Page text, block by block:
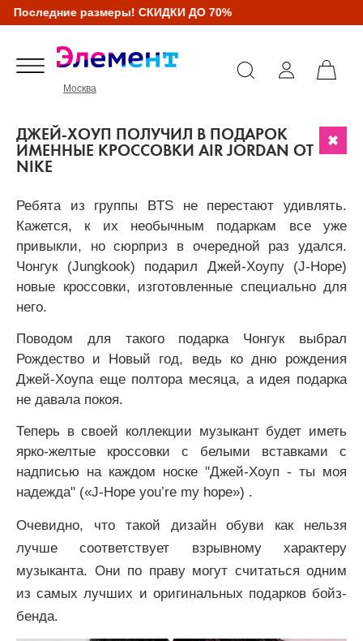
Последние размеры! СКИДКИ ДО 70%
Москва
ДЖЕЙ-ХОУП ПОЛУЧИЛ В ПОДАРОК
ИМЕННЫЕ КРОССОВКИ AIR JORDAN ОТ
NIKE
Ребята из группы BTS не перестают удивлять.
Кажется, к их необычным подаркам все уже
привыкли, но сюрприз в очередной раз удался.
Чонгук (Jungkook) подарил Джей-Хоупу (J-Hope)
новые кроссовки, изготовленные специально для
него.
Поводом для такого подарка Чонгук выбрал
Рождество и Новый год, ведь ко дню рождения
Джей-Хоупа еще полтора месяца, а идея подарка
не давала покоя.
Теперь в своей коллекции музыкант будет иметь
ярко-желтые кроссовки с белыми вставками с
надписью на каждом носке "Джей-Хоуп - ты моя
надежда" («J-Hope you’re my hope») .
Очевидно, что такой дизайн обуви как нельзя
лучше соответствует взрывному характеру
музыканта. Они по праву могут считаться одним
из самых лучших и оригинальных подарков бойз-
бенда.